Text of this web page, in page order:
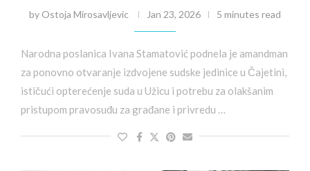
by Ostoja Mirosavljevic Jan 23, 2026 5 minutes read
Narodna poslanica Ivana Stamatović podnela je amandman
za ponovno otvaranje izdvojene sudske jedinice u Čajetini,
ističući opterećenje suda u Užicu i potrebu za olakšanim
pristupom pravosuđu za građane i privredu …